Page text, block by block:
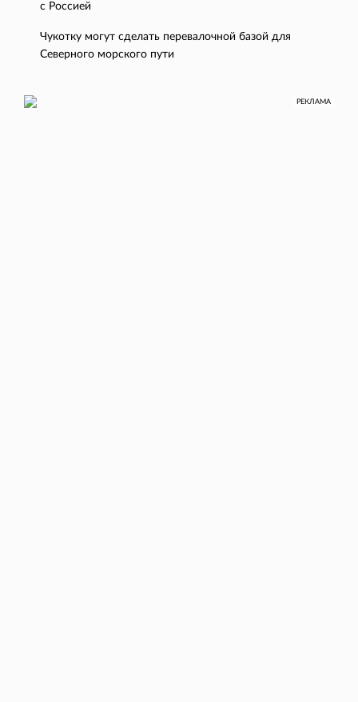
с Россией
Чукотку могут сделать перевалочной базой для
Северного морского пути
РЕКЛАМА